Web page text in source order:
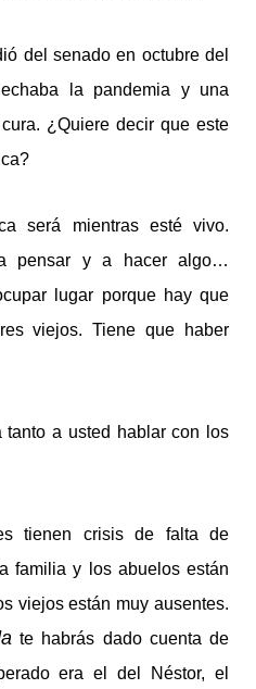
del senado en octubre del
la pandemia y una
¿Quiere decir que este
será mientras esté vivo.
pensar y a hacer algo…
lugar porque hay que
viejos. Tiene que haber
tanto a usted hablar con los
tienen crisis de falta de
familia y los abuelos están
viejos están muy ausentes.
te habrás dado cuenta de
era el del Néstor, el